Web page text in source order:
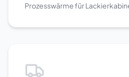
Prozesswärme für